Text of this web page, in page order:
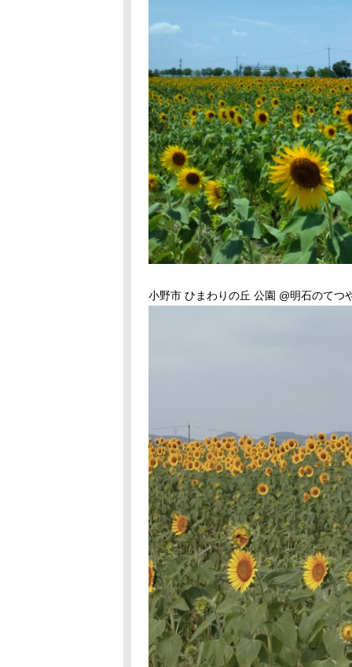
小野市 ひまわりの丘 公園 @明石のてつ